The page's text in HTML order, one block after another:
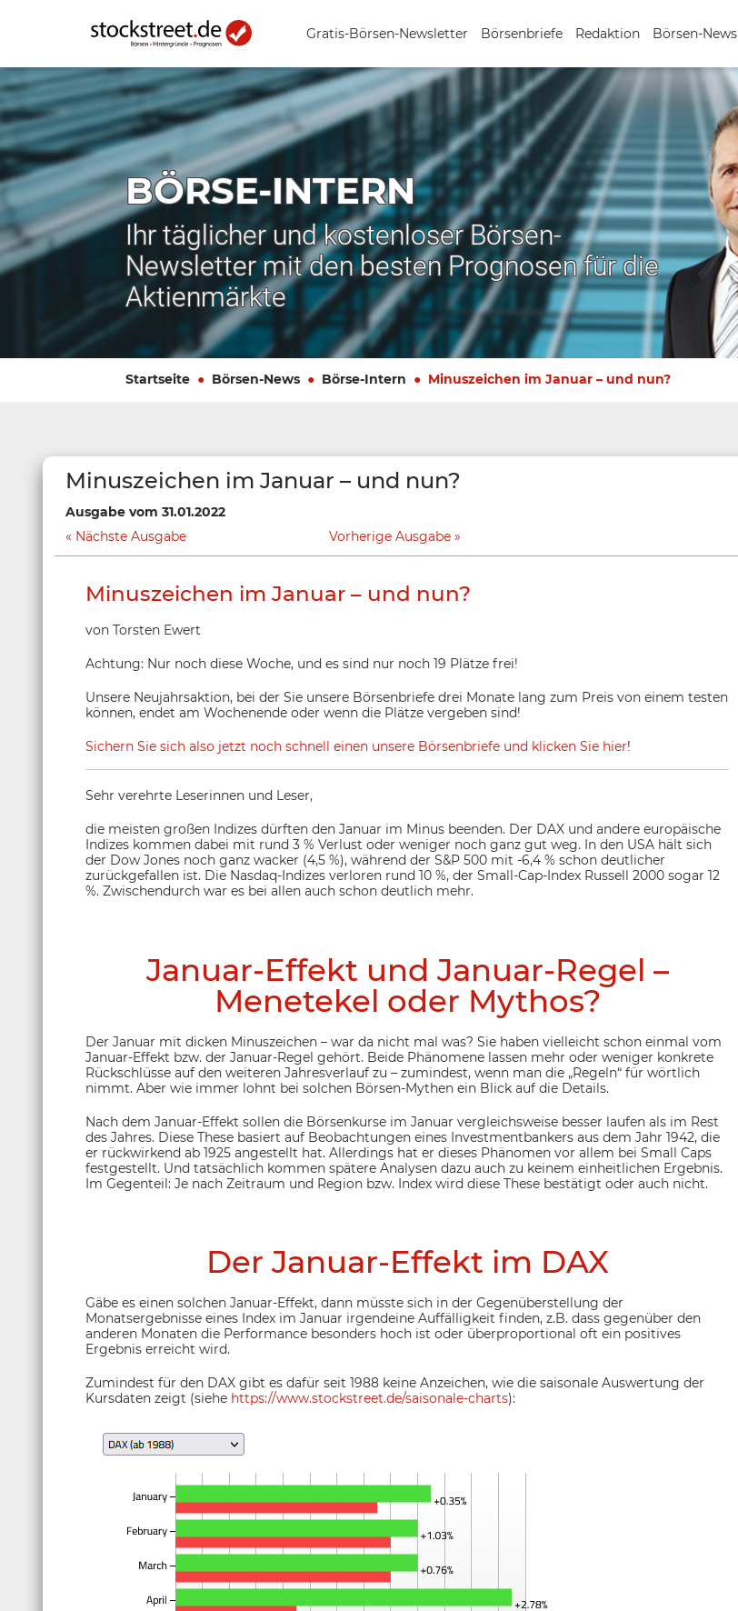
Gratis-Börsen-Newsletter Börsenbriefe Redaktion Börsen-News
BÖRSE-INTERN
Ihr täglicher und kostenloser Börsen-
Newsletter mit den besten Prognosen für die
Aktienmärkte
Startseite Börsen-News Börse-Intern Minuszeichen im Januar – und nun?
Minuszeichen im Januar – und nun?
Ausgabe vom 31.01.2022
Nächste Ausgabe
Vorherige Ausgabe
Minuszeichen im Januar – und nun?
von Torsten Ewert
Achtung: Nur noch diese Woche, und es sind nur noch 19 Plätze frei!
Unsere Neujahrsaktion, bei der Sie unsere Börsenbriefe drei Monate lang zum Preis von einem testen
können, endet am Wochenende oder wenn die Plätze vergeben sind!
Sichern Sie sich also jetzt noch schnell einen unsere Börsenbriefe und klicken Sie hier!
Sehr verehrte Leserinnen und Leser,
die meisten großen Indizes dürften den Januar im Minus beenden. Der DAX und andere europäische
Indizes kommen dabei mit rund 3 % Verlust oder weniger noch ganz gut weg. In den USA hält sich
der Dow Jones noch ganz wacker (4,5 %), während der S&P 500 mit -6,4 % schon deutlicher
zurückgefallen ist. Die Nasdaq-Indizes verloren rund 10 %, der Small-Cap-Index Russell 2000 sogar 12
%. Zwischendurch war es bei allen auch schon deutlich mehr.
Januar-Effekt und Januar-Regel –
Menetekel oder Mythos?
Der Januar mit dicken Minuszeichen – war da nicht mal was? Sie haben vielleicht schon einmal vom
Januar-Effekt bzw. der Januar-Regel gehört. Beide Phänomene lassen mehr oder weniger konkrete
Rückschlüsse auf den weiteren Jahresverlauf zu – zumindest, wenn man die „Regeln“ für wörtlich
nimmt. Aber wie immer lohnt bei solchen Börsen-Mythen ein Blick auf die Details.
Nach dem Januar-Effekt sollen die Börsenkurse im Januar vergleichsweise besser laufen als im Rest
des Jahres. Diese These basiert auf Beobachtungen eines Investmentbankers aus dem Jahr 1942, die
er rückwirkend ab 1925 angestellt hat. Allerdings hat er dieses Phänomen vor allem bei Small Caps
festgestellt. Und tatsächlich kommen spätere Analysen dazu auch zu keinem einheitlichen Ergebnis.
Im Gegenteil: Je nach Zeitraum und Region bzw. Index wird diese These bestätigt oder auch nicht.
Der Januar-Effekt im DAX
Gäbe es einen solchen Januar-Effekt, dann müsste sich in der Gegenüberstellung der
Monatsergebnisse eines Index im Januar irgendeine Auffälligkeit finden, z.B. dass gegenüber den
anderen Monaten die Performance besonders hoch ist oder überproportional oft ein positives
Ergebnis erreicht wird.
Zumindest für den DAX gibt es dafür seit 1988 keine Anzeichen, wie die saisonale Auswertung der
Kursdaten zeigt (siehe https://www.stockstreet.de/saisonale-charts):